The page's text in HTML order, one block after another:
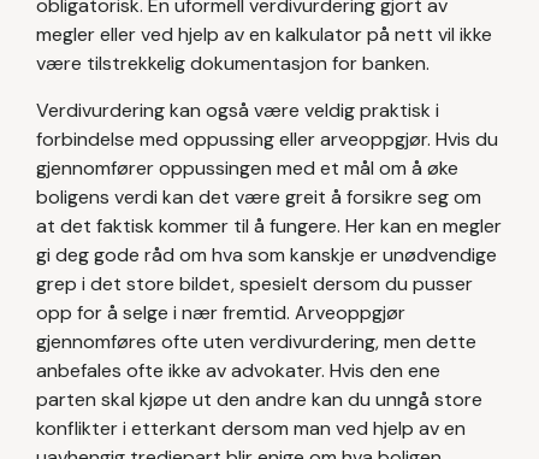
obligatorisk. En uformell verdivurdering gjort av
megler eller ved hjelp av en kalkulator på nett vil ikke
være tilstrekkelig dokumentasjon for banken.
Verdivurdering kan også være veldig praktisk i
forbindelse med oppussing eller arveoppgjør. Hvis du
gjennomfører oppussingen med et mål om å øke
boligens verdi kan det være greit å forsikre seg om
at det faktisk kommer til å fungere. Her kan en megler
gi deg gode råd om hva som kanskje er unødvendige
grep i det store bildet, spesielt dersom du pusser
opp for å selge i nær fremtid. Arveoppgjør
gjennomføres ofte uten verdivurdering, men dette
anbefales ofte ikke av advokater. Hvis den ene
parten skal kjøpe ut den andre kan du unngå store
konflikter i etterkant dersom man ved hjelp av en